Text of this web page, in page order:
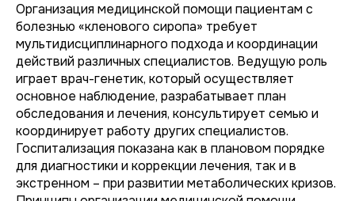
Организация медицинской помощи пациентам с
болезнью «кленового сиропа» требует
мультидисциплинарного подхода и координации
действий различных специалистов. Ведущую роль
играет врач-генетик, который осуществляет
основное наблюдение, разрабатывает план
обследования и лечения, консультирует семью и
координирует работу других специалистов.
Госпитализация показана как в плановом порядке
для диагностики и коррекции лечения, так и в
экстренном – при развитии метаболических кризов.